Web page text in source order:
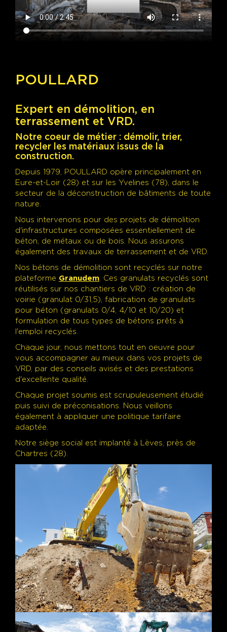
POULLARD
Expert en démolition, en
terrassement et VRD.
Notre coeur de métier : démolir, trier,
recycler les matériaux issus de la
construction.
Depuis 1979, POULLARD opère principalement en
Eure-et-Loir (28) et sur les Yvelines (78), dans le
secteur de la déconstruction de bâtiments de toute
nature.
Nous intervenons pour des projets de démolition
d'infrastructures composées essentiellement de
béton, de métaux ou de bois. Nous assurons
également des travaux de terrassement et de VRD.
Nos bétons de démolition sont recyclés sur notre
plateforme Granudem. Ces granulats recyclés sont
réutilisés sur nos chantiers de VRD : création de
voirie (granulat 0/31,5), fabrication de granulats
pour béton (granulats 0/4, 4/10 et 10/20) et
formulation de tous types de bétons prêts à
l'emploi recyclés.
Chaque jour, nous mettons tout en oeuvre pour
vous accompagner au mieux dans vos projets de
VRD, par des conseils avisés et des prestations
d'excellente qualité.
Chaque projet soumis est scrupuleusement étudié
puis suivi de préconisations. Nous veillons
également à appliquer une politique tarifaire
adaptée.
Notre siège social est implanté à Lèves, près de
Chartres (28).